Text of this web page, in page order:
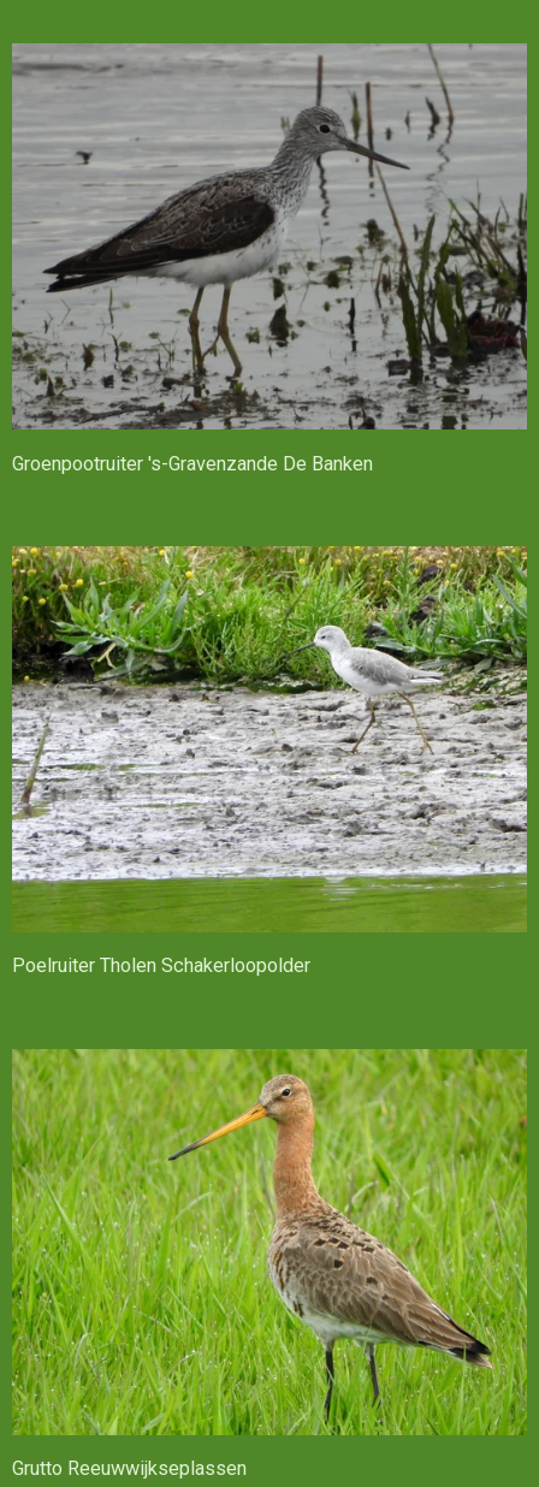
Groenpootruiter 's-Gravenzande De Banken
Poelruiter Tholen Schakerloopolder
Grutto Reeuwwijkseplassen